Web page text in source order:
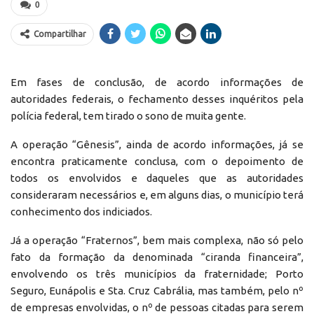
0
Compartilhar
Em fases de conclusão, de acordo informações de
autoridades federais, o fechamento desses inquéritos pela
polícia federal, tem tirado o sono de muita gente.
A operação “Gênesis”, ainda de acordo informações, já se
encontra praticamente conclusa, com o depoimento de
todos os envolvidos e daqueles que as autoridades
consideraram necessários e, em alguns dias, o município terá
conhecimento dos indiciados.
Já a operação “Fraternos”, bem mais complexa, não só pelo
fato da formação da denominada “ciranda financeira”,
envolvendo os três municípios da fraternidade; Porto
Seguro, Eunápolis e Sta. Cruz Cabrália, mas também, pelo nº
de empresas envolvidas, o nº de pessoas citadas para serem